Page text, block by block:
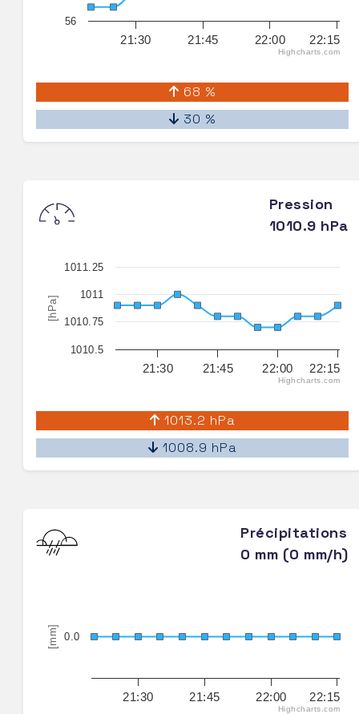
21:30 21:45 22:00 22:15
56
Highcharts.com
68 %
30 %
Pression
1010.9 hPa
[hPa]
21:30 21:45 22:00 22:15
1010.5
1010.75
1011
1011.25
Highcharts.com
1013.2 hPa
1008.9 hPa
Précipitations
0 mm (0 mm/h)
[mm]
21:30 21:45 22:00 22:15
0.0
Highcharts.com